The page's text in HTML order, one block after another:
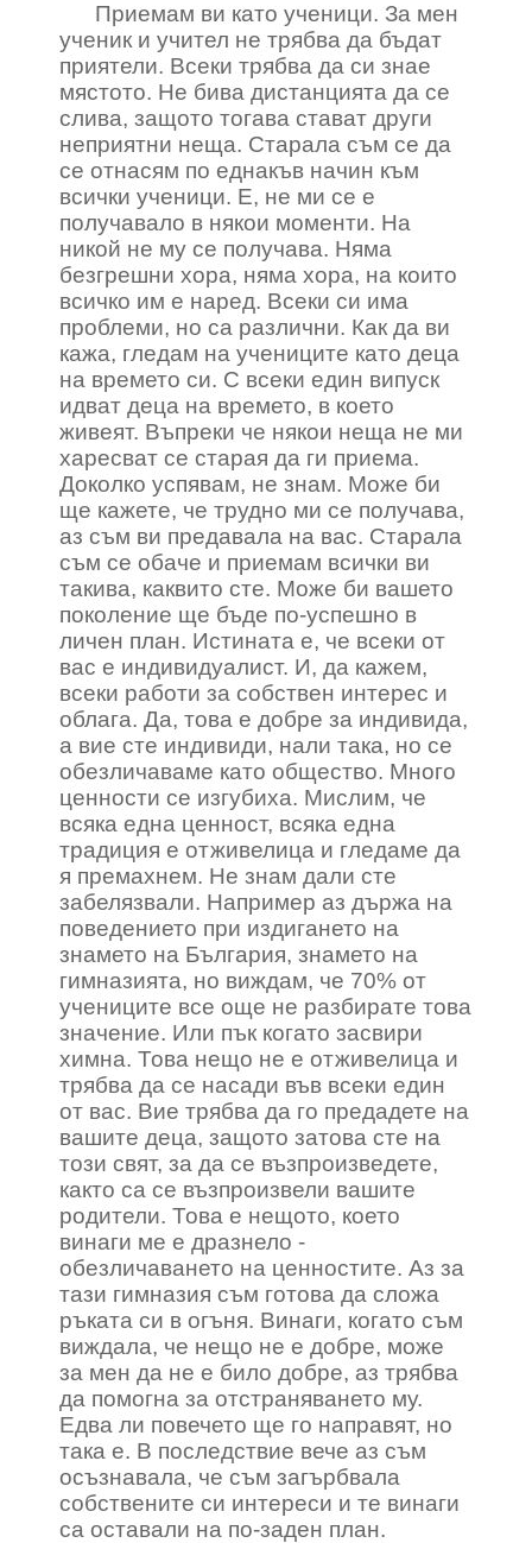
Приемам ви като ученици. За мен
ученик и учител не трябва да бъдат
приятели. Всеки трябва да си знае
мястото. Не бива дистанцията да се
слива, защото тогава стават други
неприятни неща. Старала съм се да
се отнасям по еднакъв начин към
всички ученици. Е, не ми се е
получавало в някои моменти. На
никой не му се получава. Няма
безгрешни хора, няма хора, на които
всичко им е наред. Всеки си има
проблеми, но са различни. Как да ви
кажа, гледам на учениците като деца
на времето си. С всеки един випуск
идват деца на времето, в което
живеят. Въпреки че някои неща не ми
харесват се старая да ги приема.
Доколко успявам, не знам. Може би
ще кажете, че трудно ми се получава,
аз съм ви предавала на вас. Старала
съм се обаче и приемам всички ви
такива, каквито сте. Може би вашето
поколение ще бъде по-успешно в
личен план. Истината е, че всеки от
вас е индивидуалист. И, да кажем,
всеки работи за собствен интерес и
облага. Да, това е добре за индивида,
а вие сте индивиди, нали така, но се
обезличаваме като общество. Много
ценности се изгубиха. Мислим, че
всяка една ценност, всяка една
традиция е отживелица и гледаме да
я премахнем. Не знам дали сте
забелязвали. Например аз държа на
поведението при издигането на
знамето на България, знамето на
гимназията, но виждам, че 70% от
учениците все още не разбирате това
значение. Или пък когато засвири
химна. Това нещо не е отживелица и
трябва да се насади във всеки един
от вас. Вие трябва да го предадете на
вашите деца, защото затова сте на
този свят, за да се възпроизведете,
както са се възпроизвели вашите
родители. Това е нещото, което
винаги ме е дразнело -
обезличаването на ценностите. Аз за
тази гимназия съм готова да сложа
ръката си в огъня. Винаги, когато съм
виждала, че нещо не е добре, може
за мен да не е било добре, аз трябва
да помогна за отстраняването му.
Едва ли повечето ще го направят, но
така е. В последствие вече аз съм
осъзнавала, че съм загърбвала
собствените си интереси и те винаги
са оставали на по-заден план.